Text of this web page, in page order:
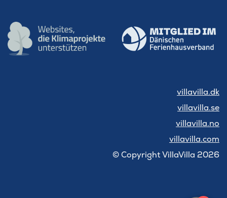
villavilla.dk
villavilla.se
villavilla.no
villavilla.com
© Copyright VillaVilla 2026